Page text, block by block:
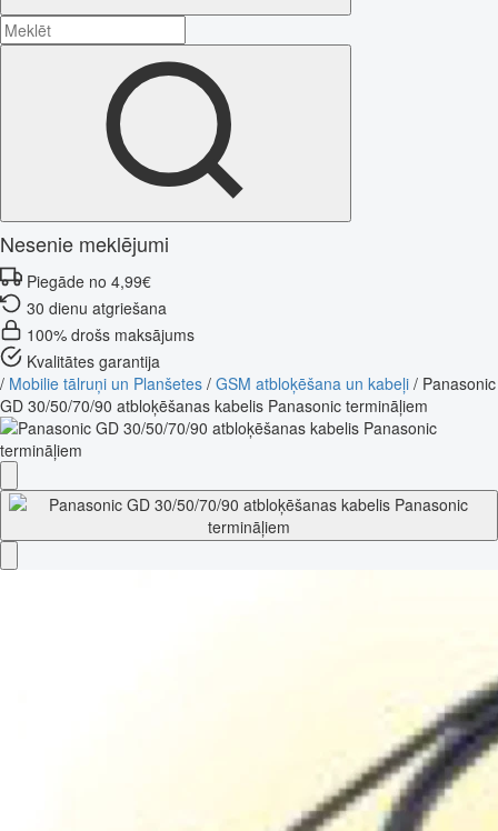
Nesenie meklējumi
Piegāde no 4,99€
30 dienu atgriešana
100% drošs maksājums
Kvalitātes garantija
/ Mobilie tālruņi un Planšetes / GSM atbloķēšana un kabeļi / Panasonic
GD 30/50/70/90 atbloķēšanas kabelis Panasonic termināļiem